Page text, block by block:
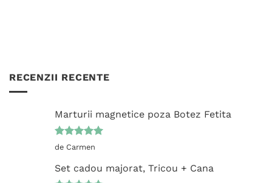
RECENZII RECENTE
Marturii magnetice poza Botez Fetita
Evaluat la
de Carmen
Set cadou majorat, Tricou + Cana